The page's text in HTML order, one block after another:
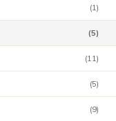
(1)
(5)
(11)
(5)
(9)